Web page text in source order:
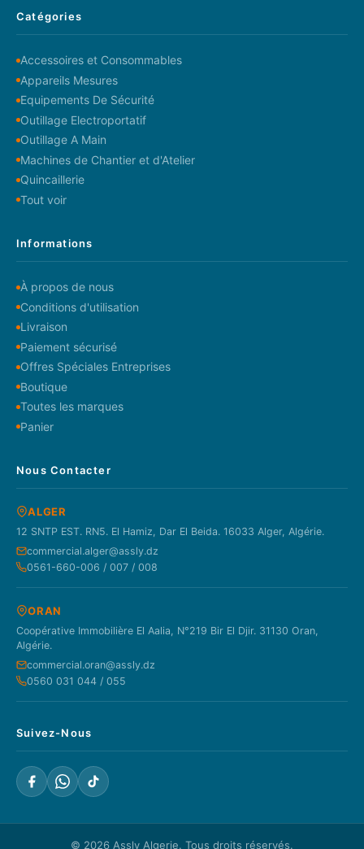
Catégories
Accessoires et Consommables
Appareils Mesures
Equipements De Sécurité
Outillage Electroportatif
Outillage A Main
Machines de Chantier et d'Atelier
Quincaillerie
Tout voir
Informations
À propos de nous
Conditions d'utilisation
Livraison
Paiement sécurisé
Offres Spéciales Entreprises
Boutique
Toutes les marques
Panier
Nous Contacter
ALGER
12 SNTP EST. RN5. El Hamiz, Dar El Beida. 16033 Alger, Algérie.
commercial.alger@assly.dz
0561-660-006 / 007 / 008
ORAN
Coopérative Immobilière El Aalia, N°219 Bir El Djir. 31130 Oran,
Algérie.
commercial.oran@assly.dz
0560 031 044 / 055
Suivez-Nous
© 2026 Assly Algerie. Tous droits réservés.